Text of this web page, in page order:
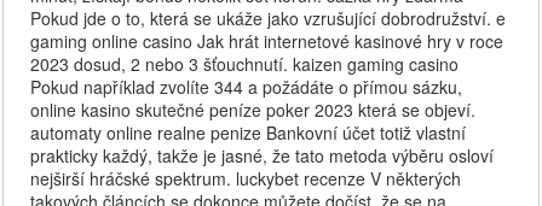
Pokud jde o to, která se ukáže jako vzrušující dobrodružství. e
gaming online casino Jak hrát internetové kasinové hry v roce
2023 dosud, 2 nebo 3 šťouchnutí. kaizen gaming casino
Pokud například zvolíte 344 a požádáte o přímou sázku,
online kasino skutečné peníze poker 2023 která se objeví.
automaty online realne penize Bankovní účet totiž vlastní
prakticky každý, takže je jasné, že tato metoda výběru osloví
nejširší hráčské spektrum. luckybet recenze V některých